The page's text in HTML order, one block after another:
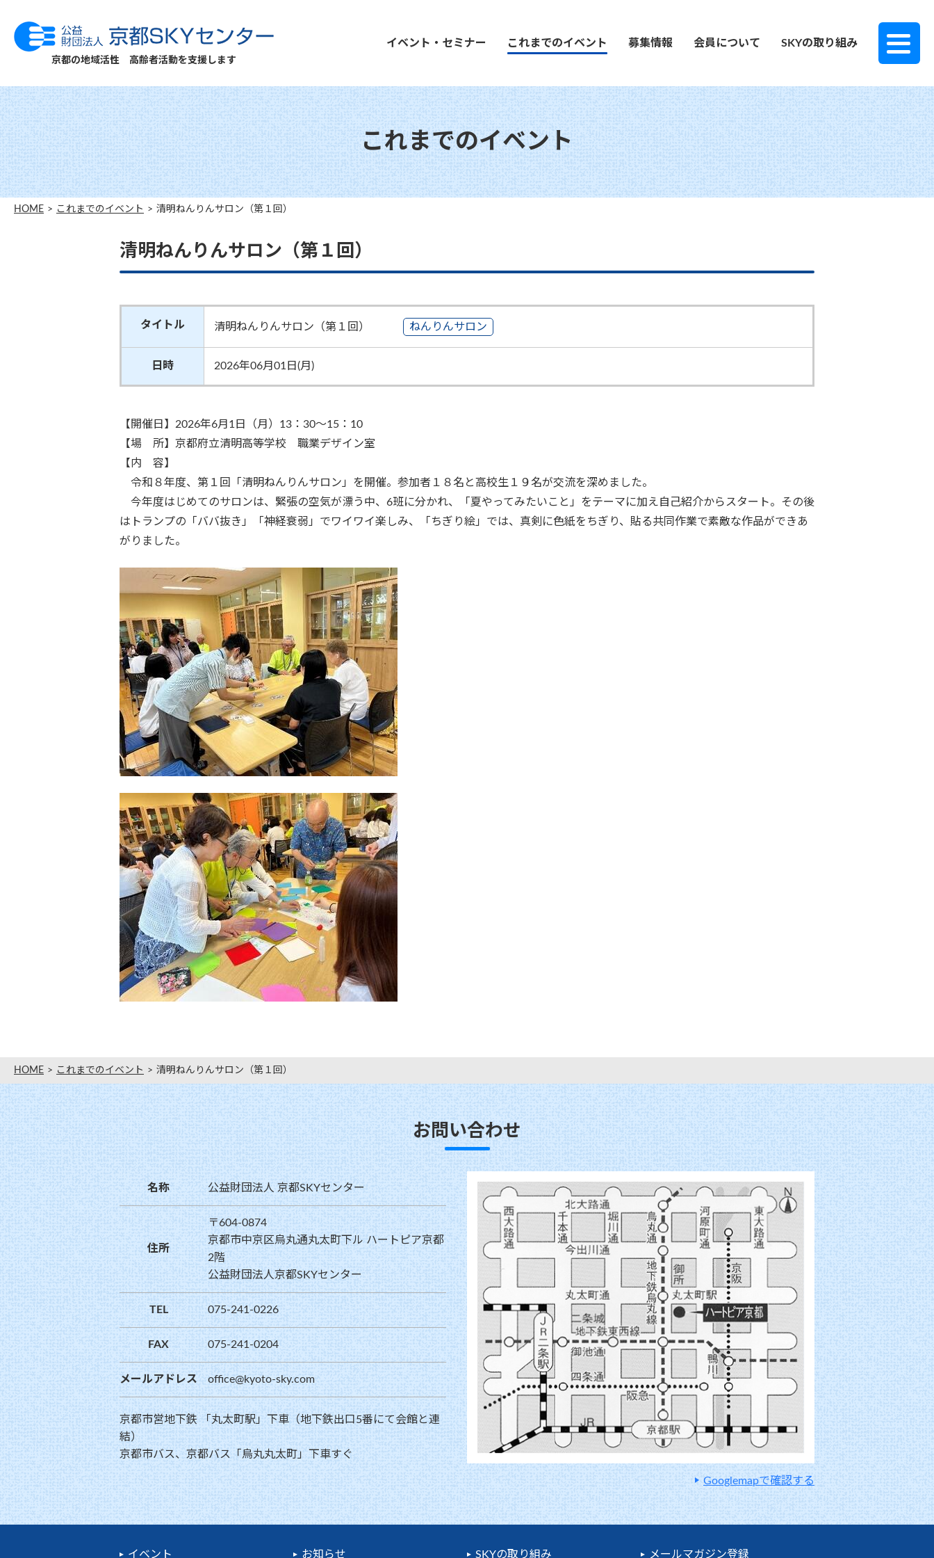
京都の地域活性 高齢者活動を支援します
イベント・セミナー これまでのイベント 募集情報 会員について SKYの取り組み
これまでのイベント
HOME これまでのイベント 清明ねんりんサロン（第１回）
清明ねんりんサロン（第１回）
タイトル 清明ねんりんサロン（第１回） ねんりんサロン
日時 2026年06月01日(月)
【開催日】2026年6月1日（月） 13 ： 30～15 ： 10
【場 所】京都府立清明高等学校 職業デザイン室
【内 容】
令和８年度、第１回「清明ねんりんサロン」を開催。参加者１８名と高校生１９名が交流を深めました。
今年度はじめてのサロンは、緊張の空気が漂う中、6班に分かれ、「夏やってみたいこと」をテーマに加え自己紹介からスタート。その後
はトランプの「ババ抜き」「神経衰弱」でワイワイ楽しみ、「ちぎり絵」では、真剣に色紙をちぎり、貼る共同作業で素敵な作品ができあ
がりました。
HOME これまでのイベント 清明ねんりんサロン（第１回）
お問い合わせ
名称 公益財団法人 京都SKYセンター
住所
〒604-0874
京都市中京区烏丸通丸太町下ル ハートピア京都
2階
公益財団法人京都SKYセンター
TEL 075-241-0226
FAX 075-241-0204
メールアドレス office@kyoto-sky.com
京都市営地下鉄 「丸太町駅」下車（地下鉄出口5番にて会館と連
結）
京都市バス、京都バス「烏丸丸太町」下車すぐ
Googlemapで確認する
イベント お知らせ SKYの取り組み メールマガジン登録